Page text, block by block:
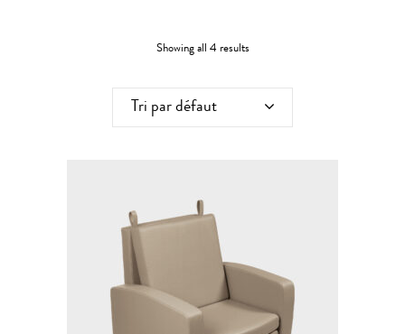
Showing all 4 results
Tri par défaut